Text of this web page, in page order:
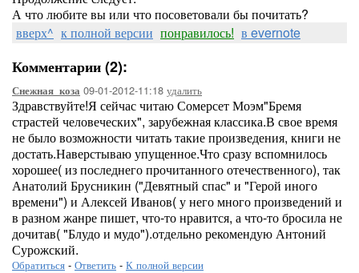
А что любите вы или что посоветовали бы почитать?
вверх^ к полной версии понравилось! в evernote
Комментарии (2):
Снежная_коза 09-01-2012-11:18 удалить
Здравствуйте!Я сейчас читаю Сомерсет Моэм"Бремя
страстей человеческих", зарубежная классика.В свое время
не было возможности читать такие произведения, книги не
достать.Наверстываю упущенное.Что сразу вспомнилось
хорошее( из последнего прочитанного отечественного), так
Анатолий Брусникин ("Девятный спас" и "Герой иного
времени") и Алексей Иванов( у него много произведений и
в разном жанре пишет, что-то нравится, а что-то бросила не
дочитав( "Блудо и мудо").отдельно рекомендую Антоний
Сурожский.
Обратиться - Ответить - К полной версии